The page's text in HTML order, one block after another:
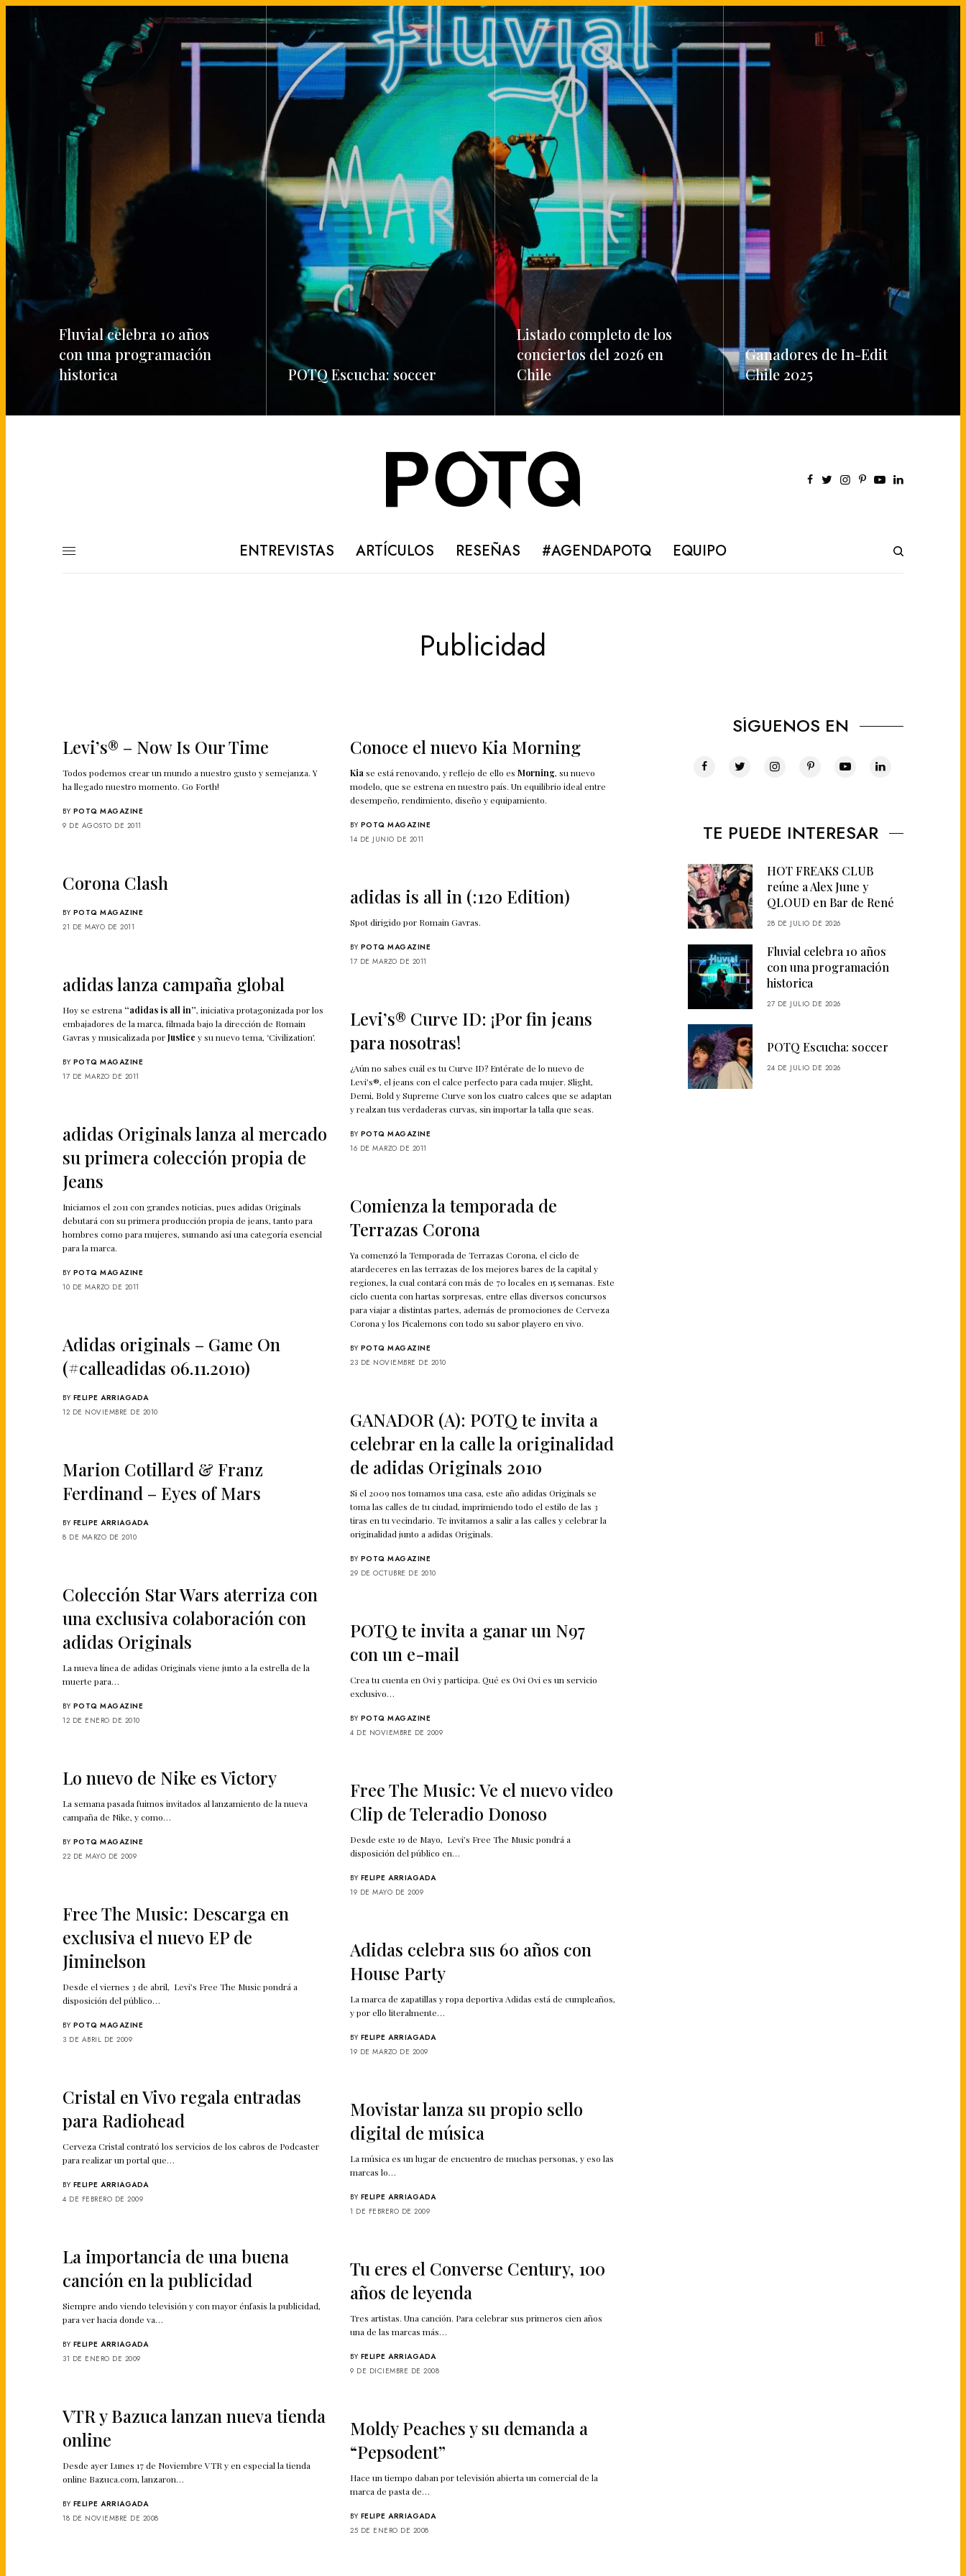
Fluvial celebra 10 años
con una programación
historica
POTQ Escucha: soccer
Listado completo de los
conciertos del 2026 en
Chile
READ MORE
Ganadores de In-Edit
Chile 2025
ENTREVISTAS ARTÍCULOS RESEÑAS #AGENDAPOTQ EQUIPO
Publicidad
Levi’s® – Now Is Our Time
Todos podemos crear un mundo a nuestro gusto y semejanza. Y
ha llegado nuestro momento. Go Forth!
BY POTQ MAGAZINE
9 DE AGOSTO DE 2011
Conoce el nuevo Kia Morning
Kia se está renovando, y reflejo de ello esMorning, su nuevo
modelo, que se estrena en nuestro país. Un equilibrio ideal entre
desempeño, rendimiento, diseño y equipamiento.
BY POTQ MAGAZINE
14 DE JUNIO DE 2011
Corona Clash
BY POTQ MAGAZINE
21 DE MAYO DE 2011
adidas is all in (:120 Edition)
Spot dirigido por Romain Gavras.
BY POTQ MAGAZINE
17 DE MARZO DE 2011
adidas lanza campaña global
Hoy se estrena “adidas is all in”, iniciativa protagonizada por los
embajadores de la marca, filmada bajo la dirección de Romain
Gavras y musicalizada porJustice y su nuevo tema, ‘Civilization’.
BY POTQ MAGAZINE
17 DE MARZO DE 2011
Levi’s® Curve ID: ¡Por fin jeans
para nosotras!
¿Aún no sabes cuál es tu Curve ID? Entérate de lo nuevo de
Levi’s®, el jeans con el calce perfecto para cada mujer. Slight,
Demi, Bold y Supreme Curve son los cuatro calces que se adaptan
y realzan tus verdaderas curvas, sin importar la talla que seas.
BY POTQ MAGAZINE
16 DE MARZO DE 2011
adidas Originals lanza al mercado
su primera colección propia de
Jeans
Iniciamos el 2011 con grandes noticias, pues adidas Originals
debutará con su primera producción propia de jeans, tanto para
hombres como para mujeres, sumando así una categoría esencial
para la marca.
BY POTQ MAGAZINE
10 DE MARZO DE 2011
Comienza la temporada de
Terrazas Corona
Ya comenzó la Temporada de Terrazas Corona, el ciclo de
atardeceres en las terrazas de los mejores bares de la capital y
regiones, la cual contará con más de 70 locales en 15 semanas. Este
ciclo cuenta con hartas sorpresas, entre ellas diversos concursos
para viajar a distintas partes, además de promociones de Cerveza
Corona y los Picalemons con todo su sabor playero en vivo.
BY POTQ MAGAZINE
23 DE NOVIEMBRE DE 2010
Adidas originals – Game On
(#calleadidas 06.11.2010)
BY FELIPE ARRIAGADA
12 DE NOVIEMBRE DE 2010
GANADOR (A): POTQ te invita a
celebrar en la calle la originalidad
de adidas Originals 2010
Si el 2009 nos tomamos una casa, este año adidas Originals se
toma las calles de tu ciudad, imprimiendo todo el estilo de las 3
tiras en tu vecindario. Te invitamos a salir a las calles y celebrar la
originalidad junto a adidas Originals.
BY POTQ MAGAZINE
29 DE OCTUBRE DE 2010
Marion Cotillard & Franz
Ferdinand – Eyes of Mars
BY FELIPE ARRIAGADA
8 DE MARZO DE 2010
Colección Star Wars aterriza con
una exclusiva colaboración con
adidas Originals
La nueva línea de adidas Originals viene junto a la estrella de la
muerte para…
BY POTQ MAGAZINE
12 DE ENERO DE 2010
POTQ te invita a ganar un N97
con un e-mail
Crea tu cuenta en Ovi y participa. Qué es Ovi Ovi es un servicio
exclusivo…
BY POTQ MAGAZINE
4 DE NOVIEMBRE DE 2009
Lo nuevo de Nike es Victory
La semana pasada fuimos invitados al lanzamiento de la nueva
campaña de Nike, y como…
BY POTQ MAGAZINE
22 DE MAYO DE 2009
Free The Music: Ve el nuevo video
Clip de Teleradio Donoso
Desde este 19 de Mayo, Levi’s Free The Music pondrá a
disposición del público en…
BY FELIPE ARRIAGADA
19 DE MAYO DE 2009
Free The Music: Descarga en
exclusiva el nuevo EP de
Jiminelson
Desde el viernes 3 de abril, Levi’s Free The Music pondrá a
disposición del público…
BY POTQ MAGAZINE
3 DE ABRIL DE 2009
Adidas celebra sus 60 años con
House Party
La marca de zapatillas y ropa deportiva Adidas está de cumpleaños,
y por ello literalmente…
BY FELIPE ARRIAGADA
19 DE MARZO DE 2009
Cristal en Vivo regala entradas
para Radiohead
Cerveza Cristal contrató los servicios de los cabros de Podcaster
para realizar un portal que…
BY FELIPE ARRIAGADA
4 DE FEBRERO DE 2009
Movistar lanza su propio sello
digital de música
La música es un lugar de encuentro de muchas personas, y eso las
marcas lo…
BY FELIPE ARRIAGADA
1 DE FEBRERO DE 2009
La importancia de una buena
canción en la publicidad
Siempre ando viendo televisión y con mayor énfasis la publicidad,
para ver hacia donde va…
BY FELIPE ARRIAGADA
31 DE ENERO DE 2009
Tu eres el Converse Century, 100
años de leyenda
Tres artistas. Una canción. Para celebrar sus primeros cien años
una de las marcas más…
BY FELIPE ARRIAGADA
9 DE DICIEMBRE DE 2008
VTR y Bazuca lanzan nueva tienda
online
Desde ayer Lunes 17 de Noviembre VTR y en especial la tienda
online Bazuca.com, lanzaron…
BY FELIPE ARRIAGADA
18 DE NOVIEMBRE DE 2008
Moldy Peaches y su demanda a
“Pepsodent”
Hace un tiempo daban por televisión abierta un comercial de la
marca de pasta de…
BY FELIPE ARRIAGADA
25 DE ENERO DE 2008
SÍGUENOS EN
TE PUEDE INTERESAR
HOT FREAKS CLUB
reúne a Alex June y
QLOUD en Bar de René
28 DE JULIO DE 2026
Fluvial celebra 10 años
con una programación
historica
27 DE JULIO DE 2026
POTQ Escucha: soccer
24 DE JULIO DE 2026